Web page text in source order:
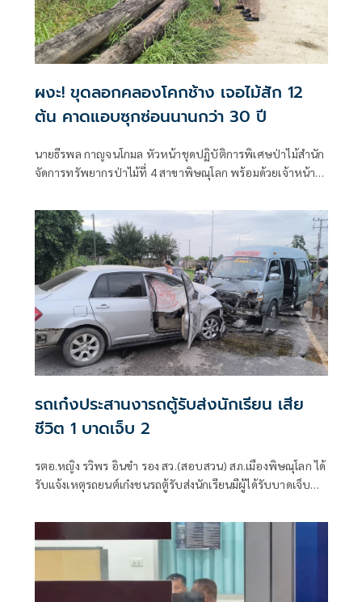
ผงะ! ขุดลอกคลองโคกช้าง เจอไม้สัก 12
ต้น คาดแอบซุกซ่อนนานกว่า 30 ปี
นายธีรพล กาญจนโกมล หัวหน้าชุดปฏิบัติการพิเศษป่าไม้สำนัก
จัดการทรัพยากรป่าไม้ที่ 4 สาขาพิษณุโลก พร้อมด้วยเจ้าหน้าที่
ช้าง หมู่ 7 ต.สมอแข อ.เมือง จ.พิษณุโลก ซึ่งเจ้าหน้าที่คาดว่าไม้
สัก ถูกซุ
รถเก๋งประสานงารถตู้รับส่งนักเรียน เสีย
ชีวิต 1 บาดเจ็บ 2
รตอ.หญิง รวิพร อินขำ รอง สว.(สอบสวน) สภ.เมืองพิษณุโลก ได้
รับแจ้งเหตุรถยนต์เก๋งชนรถตู้รับส่งนักเรียนมีผู้ได้รับบาดเจ็บ
อำเภอเมือง จังหวัดพิษณุโลก จึงรุดตรวจสอบที่เกิดเหตุพร้อม
ด้วยสมาคมกู้ภัยข่าวภาพ พิษณุโลก แพทย์เวรโรงพยาบาล
มหาวิทยาลัยนเรศวร พิษณุโลก